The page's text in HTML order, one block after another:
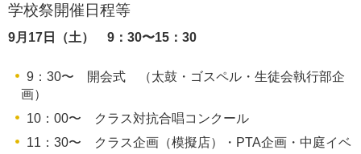
学校祭開催日程等
9月17日（土） 9：30〜15：30
9：30〜 開会式 （太鼓・ゴスペル・生徒会執行部企
画）
10：00〜 クラス対抗合唱コンクール
11：30〜 クラス企画（模擬店）・PTA企画・中庭イベ